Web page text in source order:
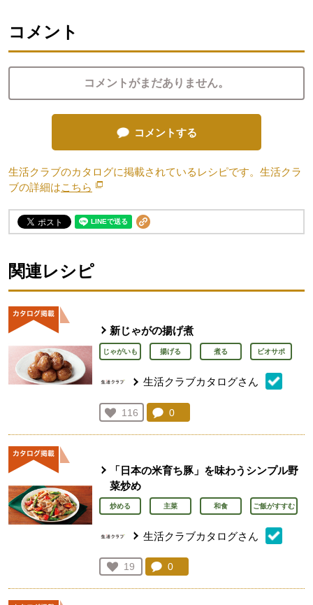
コメント
コメントがまだありません。
コメントする
生活クラブのカタログに掲載されているレシピです。生活クラ
ブの詳細はこちら 別のウィンドウで開きます。
関連レシピ
新じゃがの揚げ煮
じゃがいも 揚げる 煮る ビオサポ
生活クラブカタログさん
お気に入り登録：
116
人が登録
コメント：
0
「日本の米育ち豚」を味わうシンプル野
菜炒め
炒める 主菜 和食 ご飯がすすむ
生活クラブカタログさん
お気に入り登録：
19
人が登録
コメント：
0